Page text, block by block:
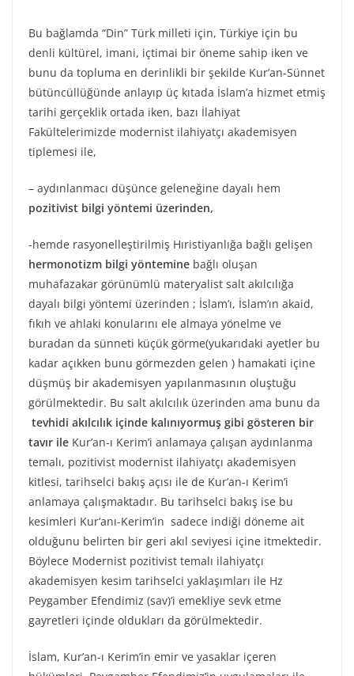
Bu bağlamda “Din” Türk milleti için, Türkiye için bu
denli kültürel, imani, içtimai bir öneme sahip iken ve
bunu da topluma en derinlikli bir şekilde Kur’an-Sünnet
bütüncüllüğünde anlayıp üç kıtada İslam’a hizmet etmiş
tarihi gerçeklik ortada iken, bazı İlahiyat
Fakültelerimizde modernist ilahiyatçı akademisyen
tiplemesi ile,
– aydınlanmacı düşünce geleneğine dayalı hem
pozitivist bilgi yöntemi üzerinden,
-hemde rasyonelleştirilmiş Hıristiyanlığa bağlı gelişen
hermonotizm bilgi yöntemine bağlı oluşan
muhafazakar görünümlü materyalist salt akılcılığa
dayalı bilgi yöntemi üzerinden ; İslam’ı, İslam’ın akaid,
fıkıh ve ahlaki konularını ele almaya yönelme ve
buradan da sünneti küçük görme(yukarıdaki ayetler bu
kadar açıkken bunu görmezden gelen ) hamakati içine
düşmüş bir akademisyen yapılanmasının oluştuğu
görülmektedir. Bu salt akılcılık üzerinden ama bunu da
tevhidi akılcılık içinde kalınıyormuş gibi gösteren bir
tavır ile Kur’an-ı Kerim’i anlamaya çalışan aydınlanma
temalı, pozitivist modernist ilahiyatçı akademisyen
kitlesi, tarihselci bakış açısı ile de Kur’an-ı Kerim’i
anlamaya çalışmaktadır. Bu tarihselci bakış ise bu
kesimleri Kur’anı-Kerim’in sadece indiği döneme ait
olduğunu belirten bir geri akıl seviyesi içine itmektedir.
Böylece Modernist pozitivist temalı ilahiyatçı
akademisyen kesim tarihselci yaklaşımları ile Hz
Peygamber Efendimiz (sav)’i emekliye sevk etme
gayretleri içinde oldukları da görülmektedir.
İslam, Kur’an-ı Kerim’in emir ve yasaklar içeren